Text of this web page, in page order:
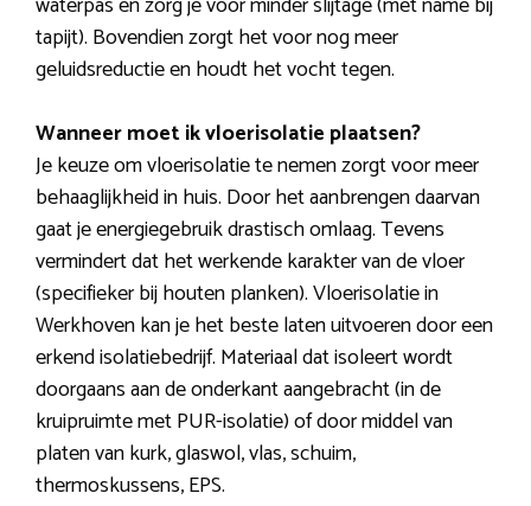
tapijt). Bovendien zorgt het voor nog meer
geluidsreductie en houdt het vocht tegen.
Wanneer moet ik vloerisolatie plaatsen?
Je keuze om vloerisolatie te nemen zorgt voor meer
behaaglijkheid in huis. Door het aanbrengen daarvan
gaat je energiegebruik drastisch omlaag. Tevens
vermindert dat het werkende karakter van de vloer
(specifieker bij houten planken). Vloerisolatie in
Werkhoven kan je het beste laten uitvoeren door een
erkend isolatiebedrijf. Materiaal dat isoleert wordt
doorgaans aan de onderkant aangebracht (in de
kruipruimte met PUR-isolatie) of door middel van
platen van kurk, glaswol, vlas, schuim,
thermoskussens, EPS.